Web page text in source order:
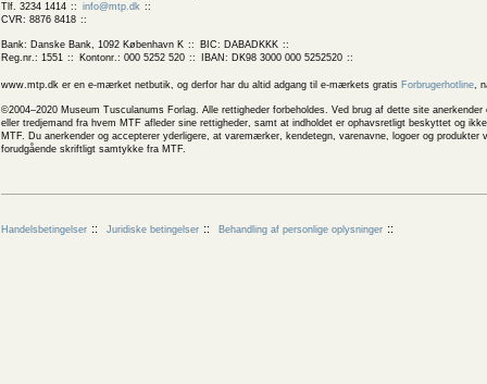
Tlf. 3234 1414
info@mtp.dk
CVR: 8876 8418
Bank: Danske Bank, 1092 København K
BIC: DABADKKK
Reg.nr.: 1551
Kontonr.: 000 5252 520 IBAN: DK98 3000 000 5252520
www.mtp.dk er en e-mærket netbutik, og derfor har du altid adgang til e-mærkets gratis Forbrugerhotline,
©2004–2020 Museum Tusculanums Forlag. Alle rettigheder forbeholdes. Ved brug af dette site
eller tredjemand fra hvem MTF afleder sine rettigheder, samt at indholdet er ophavsretligt beskyttet og
MTF. Du anerkender og accepterer yderligere, at varemærker, kendetegn, varenavne, logoer og
forudgående skriftligt samtykke fra MTF.
Handelsbetingelser Juridiske betingelser Behandling af personlige oplysninger